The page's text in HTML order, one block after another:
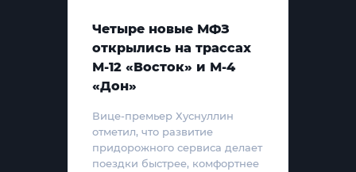
Четыре новые МФЗ
открылись на трассах
М-12 «Восток» и М-4
«Дон»
Вице-премьер Хуснуллин
отметил, что развитие
придорожного сервиса делает
поездки быстрее, комфортнее